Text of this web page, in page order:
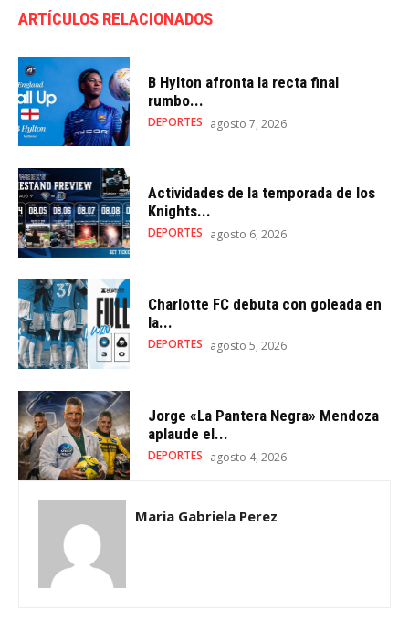
ARTÍCULOS RELACIONADOS
B Hylton afronta la recta final
rumbo...
DEPORTES agosto 7, 2026
Actividades de la temporada de los
Knights...
DEPORTES agosto 6, 2026
Charlotte FC debuta con goleada en
la...
DEPORTES agosto 5, 2026
Jorge «La Pantera Negra» Mendoza
aplaude el...
DEPORTES agosto 4, 2026
Maria Gabriela Perez